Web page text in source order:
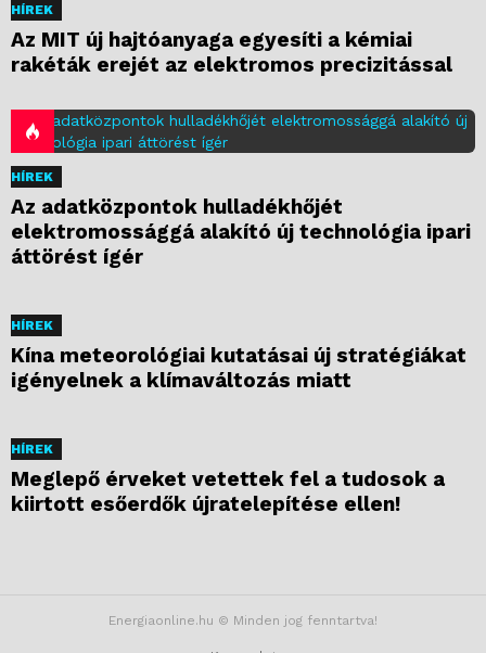
HÍREK
Az MIT új hajtóanyaga egyesíti a kémiai
rakéták erejét az elektromos precizitással
HÍREK
Az adatközpontok hulladékhőjét
elektromossággá alakító új technológia ipari
áttörést ígér
HÍREK
Kína meteorológiai kutatásai új stratégiákat
igényelnek a klímaváltozás miatt
HÍREK
Meglepő érveket vetettek fel a tudosok a
kiirtott esőerdők újratelepítése ellen!
Energiaonline.hu © Minden jog fenntartva!